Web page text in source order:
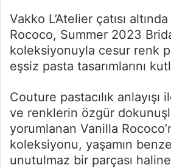
Vakko L’Atelier çatısı
Rococo, Summer 2023
koleksiyonuyla cesur renk
eşsiz pasta tasarımlarını
Couture pastacılık anlayışı
ve renklerin özgür
yorumlanan Vanilla
koleksiyonu, yaşamın
unutulmaz bir parçası